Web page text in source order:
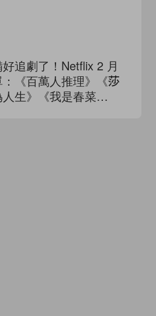
追劇了！Netflix 2 月
《百萬人推理》《莎
生》《我是春菜